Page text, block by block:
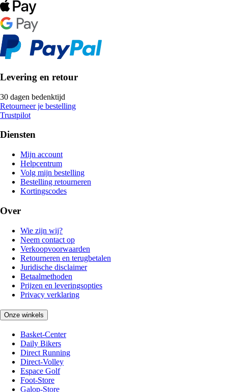
Levering en retour
30 dagen bedenktijd
Retourneer je bestelling
Trustpilot
Diensten
Mijn account
Helpcentrum
Volg mijn bestelling
Bestelling retourneren
Kortingscodes
Over
Wie zijn wij?
Neem contact op
Verkoopvoorwaarden
Retourneren en terugbetalen
Juridische disclaimer
Betaalmethoden
Prijzen en leveringsopties
Privacy verklaring
Onze winkels
Basket-Center
Daily Bikers
Direct Running
Direct-Volley
Espace Golf
Foot-Store
Galop-Store